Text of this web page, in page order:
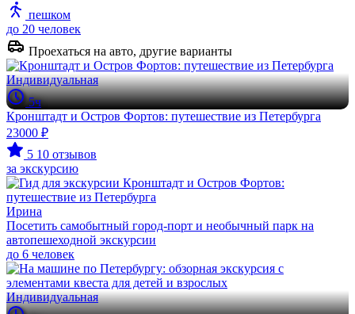
пешком
до 20 человек
Проехаться на авто, другие варианты
Индивидуальная
5ч
Кронштадт и Остров Фортов: путешествие из Петербурга
23000 ₽
5 10 отзывов
за экскурсию
Ирина
Посетить самобытный город-порт и необычный парк на
автопешеходной экскурсии
до 6 человек
Индивидуальная